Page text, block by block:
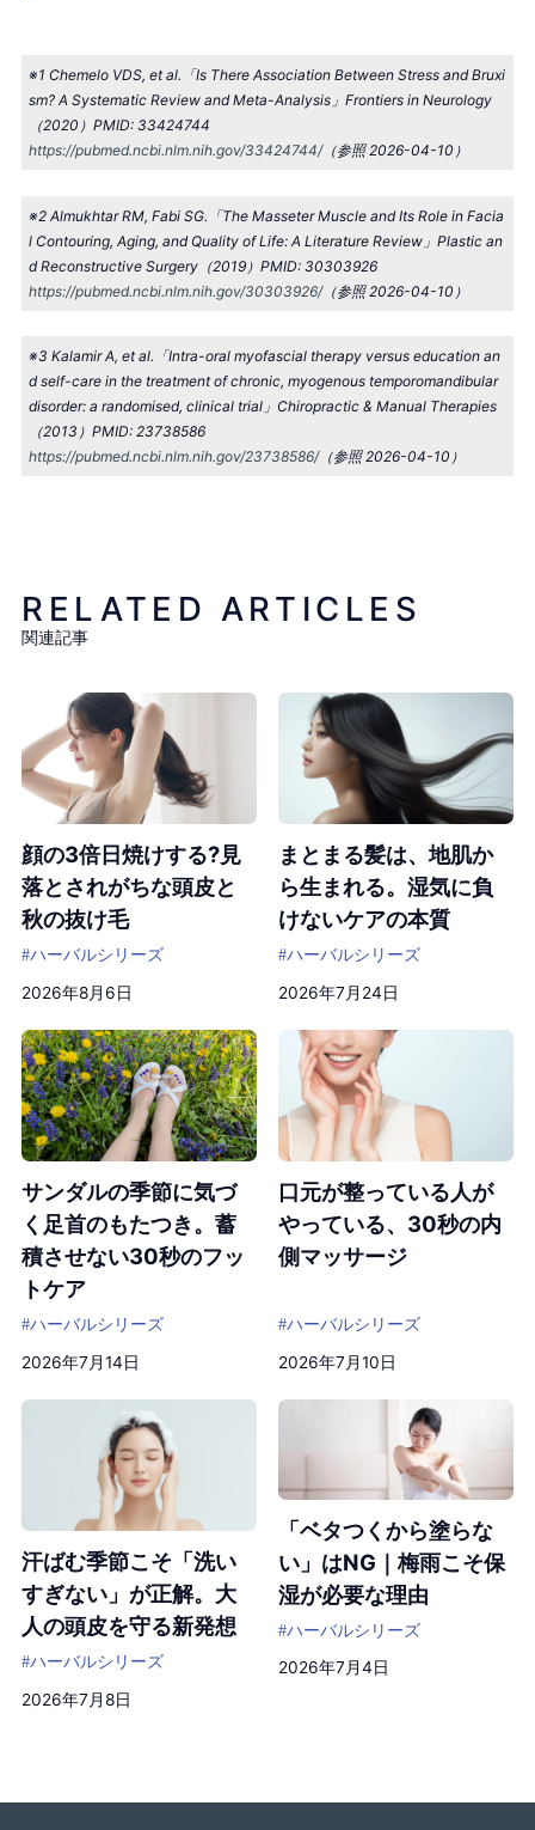
※1 Chemelo VDS, et al.「Is There Association Between Stress and Bruxi
sm? A Systematic Review and Meta-Analysis」Frontiers in Neurology
（2020）PMID: 33424744
https://pubmed.ncbi.nlm.nih.gov/33424744/（参照 2026-04-10）
※2 Almukhtar RM, Fabi SG.「The Masseter Muscle and Its Role in Facia
l Contouring, Aging, and Quality of Life: A Literature Review」Plastic an
d Reconstructive Surgery（2019）PMID: 30303926
https://pubmed.ncbi.nlm.nih.gov/30303926/（参照 2026-04-10）
※3 Kalamir A, et al.「Intra-oral myofascial therapy versus education an
d self-care in the treatment of chronic, myogenous temporomandibular
disorder: a randomised, clinical trial」Chiropractic & Manual Therapies
（2013）PMID: 23738586
https://pubmed.ncbi.nlm.nih.gov/23738586/（参照 2026-04-10）
RELATED ARTICLES
関連記事
顔の3倍日焼けする?見
落とされがちな頭皮と
秋の抜け毛
#ハーバルシリーズ
2026年8月6日
まとまる髪は、地肌か
ら生まれる。湿気に負
けないケアの本質
#ハーバルシリーズ
2026年7月24日
サンダルの季節に気づ
く足首のもたつき。蓄
積させない30秒のフッ
トケア
#ハーバルシリーズ
2026年7月14日
口元が整っている人が
やっている、30秒の内
側マッサージ
#ハーバルシリーズ
2026年7月10日
汗ばむ季節こそ「洗い
すぎない」が正解。大
人の頭皮を守る新発想
#ハーバルシリーズ
2026年7月8日
「ベタつくから塗らな
い」はNG｜梅雨こそ保
湿が必要な理由
#ハーバルシリーズ
2026年7月4日